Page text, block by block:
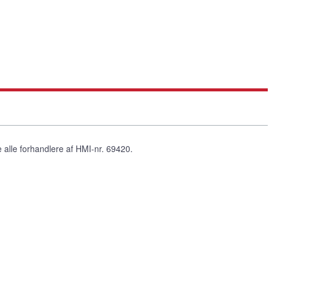
forhandlere af HMI-nr. 69420.